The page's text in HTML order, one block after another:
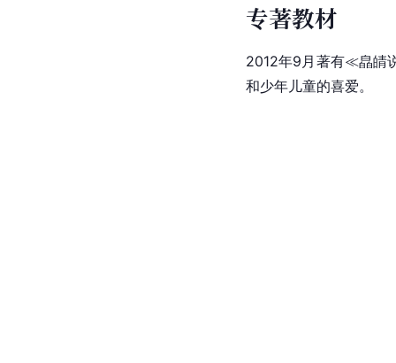
专著教材
2012年9月著有≪皛皘
和少年儿童的喜爱。